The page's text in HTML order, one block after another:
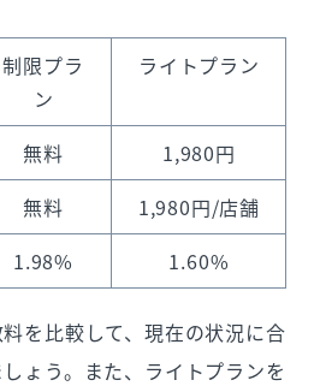
制限プラ
ン
ライトプラン
無料
1,980円
無料
1,980円/店舗
1.98% 1.60%
を比較して、現在の状況に合
ょう。また、ライトプランを